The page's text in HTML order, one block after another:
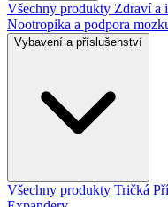
Všechny produkty Zdraví a
Nootropika a podpora
Vybavení a příslušenství
Všechny produkty Tričká